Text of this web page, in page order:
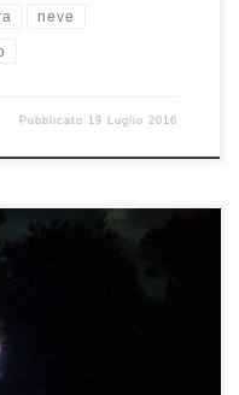
neve
Pubblicato 19 Luglio 2016
in cammino tra luna e sole.
accompagnati […]